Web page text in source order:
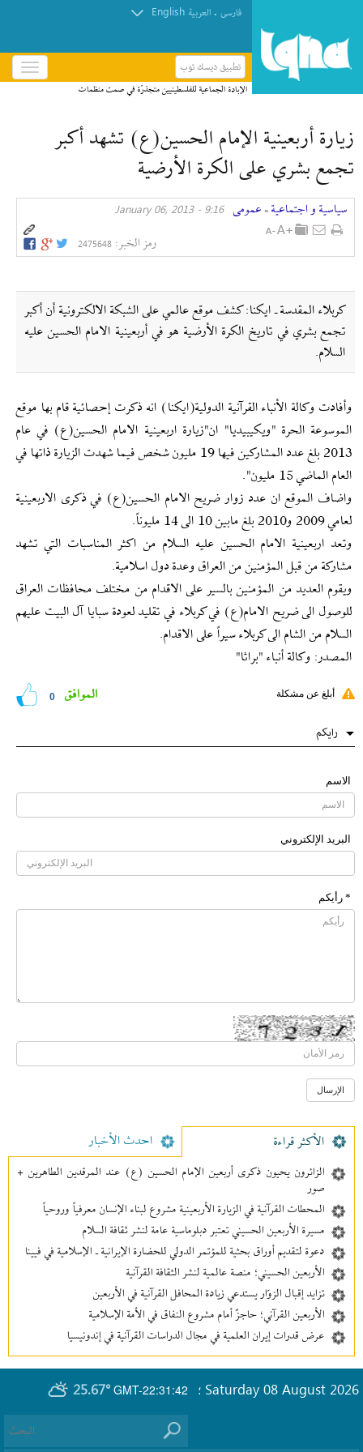
فارسی . العربیة English
تطبيق ديسك توب
باز
و
الإبادة الجماعية للفلسطينيين متجذرّة في صمت منظمات
زيارة أربعينية الإمام الحسين(ع) تشهد أكبر
تجمع بشري على الكرة الأرضية
سیاسیة و اجتماعیة » عمومی 9:16 - January 06, 2013
رمز الخبر: 2475648
كربلاء المقدسة ـ ايكنا: كشف موقع عالمي على الشبكة الالكترونية أن أكبر
تجمع بشري في تاريخ الكرة الأرضية هو في أربعينية الامام الحسين عليه
السلام.
وأفادت وكالة الأنباء القرآنية الدولية(ايكنا) انه ذكرت إحصائية قام بها موقع
الموسوعة الحرة "ويكيبيديا" ان"زيارة اربعينية الامام الحسين(ع) في عام
2013 بلغ عدد المشاركين فيها 19 مليون شخص فيما شهدت الزيارة ذاتها في
العام الماضي 15 مليون".
واضاف الموقع ان عدد زوار ضريح الامام الحسين(ع) في ذكرى الاربعينية
لعامي 2009 و2010 بلغ مابين 10 الى 14 مليوناً.
وتعد اربعينية الامام الحسين عليه السلام من اكثر المناسبات التي تشهد
مشاركة من قبل المؤمنين من العراق وعدة دول اسلامية.
ويقوم العديد من المؤمنين بالسير على الاقدام من مختلف محافظات العراق
للوصول الى ضريح الامام(ع) في كربلاء في تقليد لعودة سبايا آل البيت عليهم
السلام من الشام الى كربلاء سيراً على الاقدام.
المصدر: وكالة أنباء "براثا"
أبلغ عن مشكلة 0 الموافق
رایکم
الاسم
البرید الإلکتروني
* رأیکم
الأکثر قراءة احدث الأخبار
الزائرون يحيون ذكرى أربعين الإمام الحسين (ع) عند المرقدين الطاهرين +
صور
المحطات القرآنية في الزيارة الأربعينية مشروع لبناء الإنسان معرفیاً وروحياً
مسيرة الأربعين الحسيني تعتبر دبلوماسية عامة لنشر ثقافة السلام
دعوة لتقديم أوراق بحثية للمؤتمر الدولي للحضارة الإيرانية ـ الإسلامية في فيينا
الأربعين الحسيني؛ منصة عالمية لنشر الثقافة القرآنية
تزايد إقبال الزوّار يستدعي زيادة المحافل القرآنية في الأربعين
الأربعين القرآني؛ حاجزٌ أمام مشروع النفاق في الأمة الإسلامية
عرض قدرات إيران العلمية في مجال الدراسات القرآنية في إندونيسيا
GMT-22:31:42
25.67° Saturday 08 August 2026 ؛